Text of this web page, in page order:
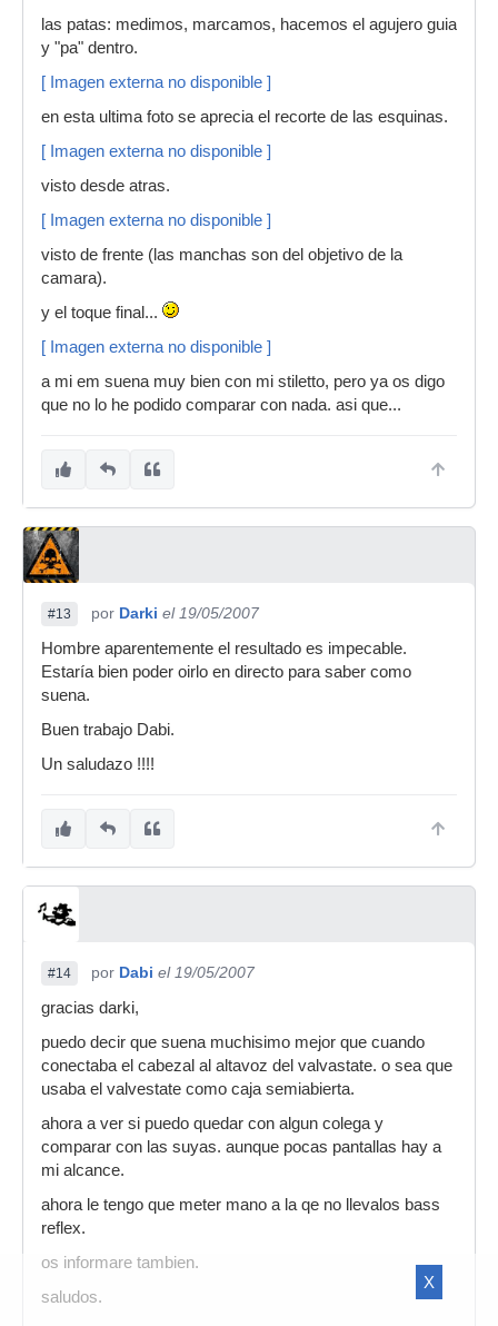
las patas: medimos, marcamos, hacemos el agujero guia
y "pa" dentro.
[ Imagen externa no disponible ]
en esta ultima foto se aprecia el recorte de las esquinas.
[ Imagen externa no disponible ]
visto desde atras.
[ Imagen externa no disponible ]
visto de frente (las manchas son del objetivo de la
camara).
y el toque final...
[ Imagen externa no disponible ]
a mi em suena muy bien con mi stiletto, pero ya os digo
que no lo he podido comparar con nada. asi que...
#13 por Darki el 19/05/2007
Hombre aparentemente el resultado es impecable.
Estaría bien poder oirlo en directo para saber como
suena.
Buen trabajo Dabi.
Un saludazo !!!!
#14 por Dabi el 19/05/2007
gracias darki,
puedo decir que suena muchisimo mejor que cuando
conectaba el cabezal al altavoz del valvastate. o sea que
usaba el valvestate como caja semiabierta.
ahora a ver si puedo quedar con algun colega y
comparar con las suyas. aunque pocas pantallas hay a
mi alcance.
ahora le tengo que meter mano a la qe no llevalos bass
reflex.
os informare tambien.
saludos.
X